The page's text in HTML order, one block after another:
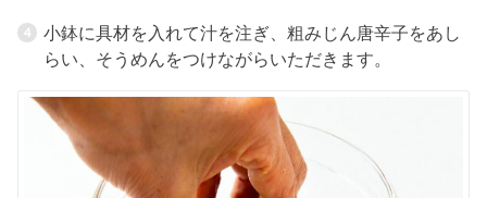
小鉢に具材を入れて汁を注ぎ、粗みじん唐辛子をあし
らい、そうめんをつけながらいただきます。